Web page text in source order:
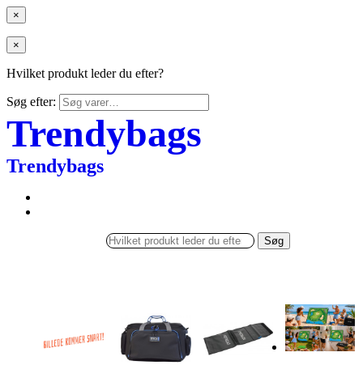
×
×
Hvilket produkt leder du efter?
Søg efter:
Trendybags
Trendybags
Søg